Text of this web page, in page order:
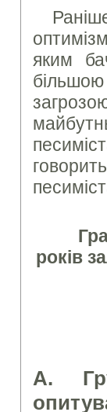
яким
років
А.